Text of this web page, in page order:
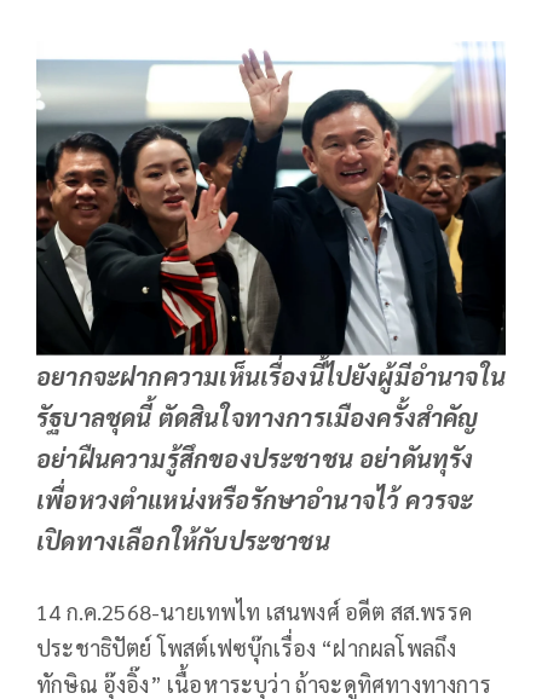
อยากจะฝากความเห็นเรื่องนี้ไปยังผู้มีอำนาจใน
รัฐบาลชุดนี้ ตัดสินใจทางการเมืองครั้งสำคัญ
อย่าฝืนความรู้สึกของประชาชน อย่าดันทุรัง
เพื่อหวงตำแหน่งหรือรักษาอำนาจไว้ ควรจะ
เปิดทางเลือกให้กับประชาชน
14 ก.ค.2568-นายเทพไท เสนพงศ์ อดีต สส.พรรค
ประชาธิปัตย์ โพสต์เฟซบุ๊กเรื่อง “ฝากผลโพลถึง
ทักษิณ อุ๊งอิ๊ง” เนื้อหาระบุว่า ถ้าจะดูทิศทางทางการ